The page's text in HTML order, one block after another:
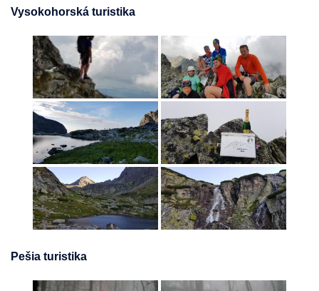
Vysokohorská turistika
Pešia turistika